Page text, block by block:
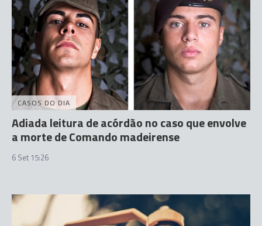
CASOS DO DIA
Adiada leitura de acórdão no caso que envolve
a morte de Comando madeirense
6 Set 15:26